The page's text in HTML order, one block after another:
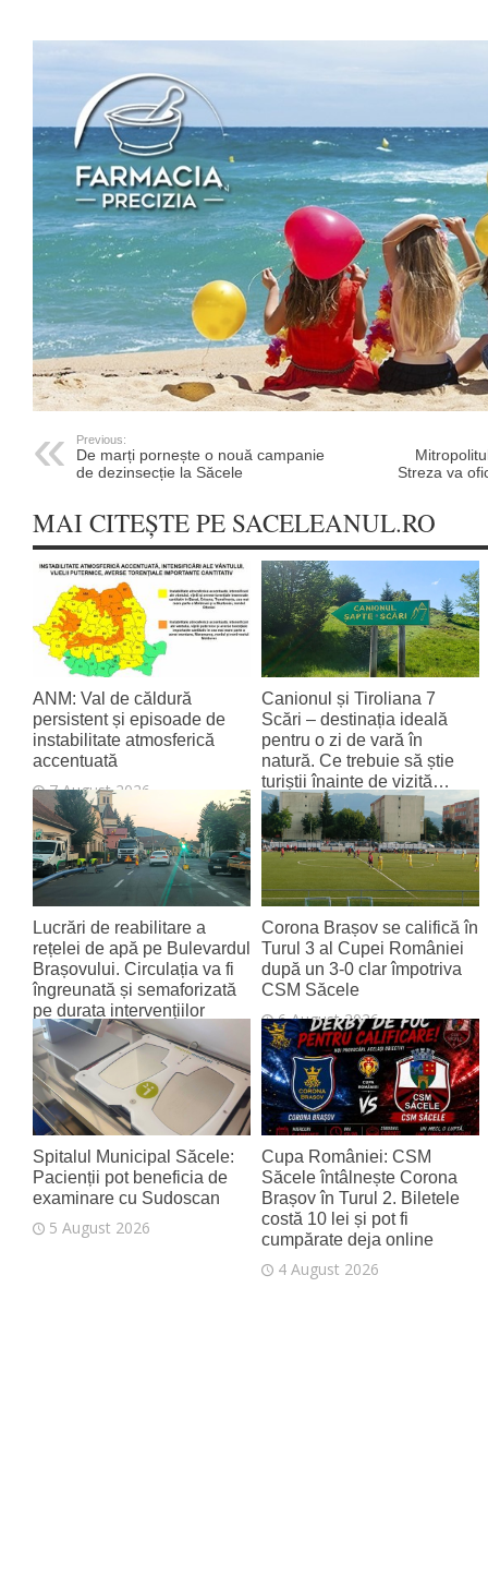
Previous:
De marți pornește o nouă campanie
de dezinsecție la Săcele
Streza va
MAI CITEȘTE PE SACELEANUL.RO
ANM: Val de căldură
persistent și episoade de
instabilitate atmosferică
accentuată
7 August 2026
Canionul și Tiroliana 7
Scări – destinația ideală
pentru o zi de vară în
natură. Ce trebuie să știe
turiștii înainte de vizită…
7 August 2026
Lucrări de reabilitare a
rețelei de apă pe Bulevardul
Brașovului. Circulația va fi
îngreunată și semaforizată
pe durata intervențiilor
6 August 2026
Corona Brașov se califică în
Turul 3 al Cupei României
după un 3-0 clar împotriva
CSM Săcele
6 August 2026
Spitalul Municipal Săcele:
Pacienții pot beneficia de
examinare cu Sudoscan
5 August 2026
Cupa României: CSM
Săcele întâlnește Corona
Brașov în Turul 2. Biletele
costă 10 lei și pot fi
cumpărate deja online
4 August 2026